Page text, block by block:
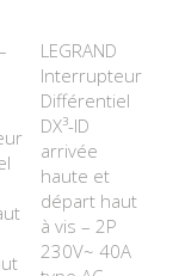
LEGRAND
Interrupteur
Différentiel
DX³-ID
arrivée
haute et
départ haut
à vis – 2P
230V~ 40A